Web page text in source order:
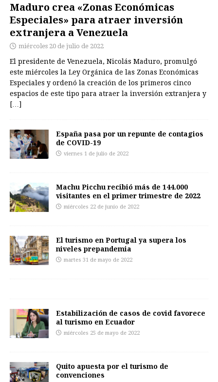
Maduro crea «Zonas Económicas
Especiales» para atraer inversión
extranjera a Venezuela
miércoles 20 de julio de 2022
El presidente de Venezuela, Nicolás Maduro, promulgó
este miércoles la Ley Orgánica de las Zonas Económicas
Especiales y ordenó la creación de los primeros cinco
espacios de este tipo para atraer la inversión extranjera y
[…]
España pasa por un repunte de contagios
de COVID-19
viernes 1 de julio de 2022
Machu Picchu recibió más de 144.000
visitantes en el primer trimestre de 2022
miércoles 22 de junio de 2022
El turismo en Portugal ya supera los
niveles prepandemia
martes 31 de mayo de 2022
Estabilización de casos de covid favorece
al turismo en Ecuador
miércoles 25 de mayo de 2022
Quito apuesta por el turismo de
convenciones